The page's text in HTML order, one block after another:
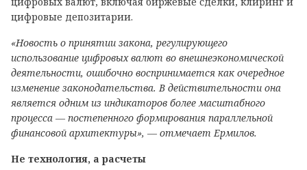
цифровые депозитарии.
«Новость о принятии закона, регулирующего
использование цифровых валют во внешнеэкономической
деятельности, ошибочно воспринимается как очередное
изменение законодательства. В действительности она
является одним из индикаторов более масштабного
процесса — постепенного формирования параллельной
финансовой архитектуры», — отмечает Ермилов.
Не технология, а расчеты